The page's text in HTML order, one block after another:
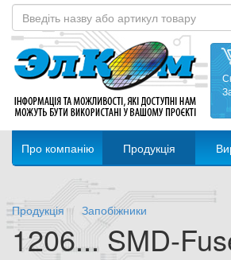
Про компанію Продукція
Продукція Запобіжники
1206... SMD-